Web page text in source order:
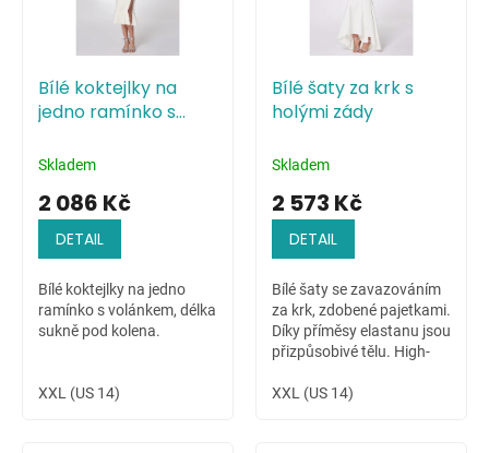
Bílé koktejlky na
jedno ramínko s
Skladem
2 086 Kč
DETAIL
Bílé koktejlky na jedno
ramínko s volánkem, délka
sukně pod kolena.
XXL (US 14)
Bílé šaty za krk s
holými zády
Skladem
2 573 Kč
DETAIL
Bílé šaty se zavazováním
za krk, zdobené pajetkami.
Díky příměsy elastanu jsou
přizpůsobivé tělu. High-
krásné nožky nositelky.
XXL (US 14)